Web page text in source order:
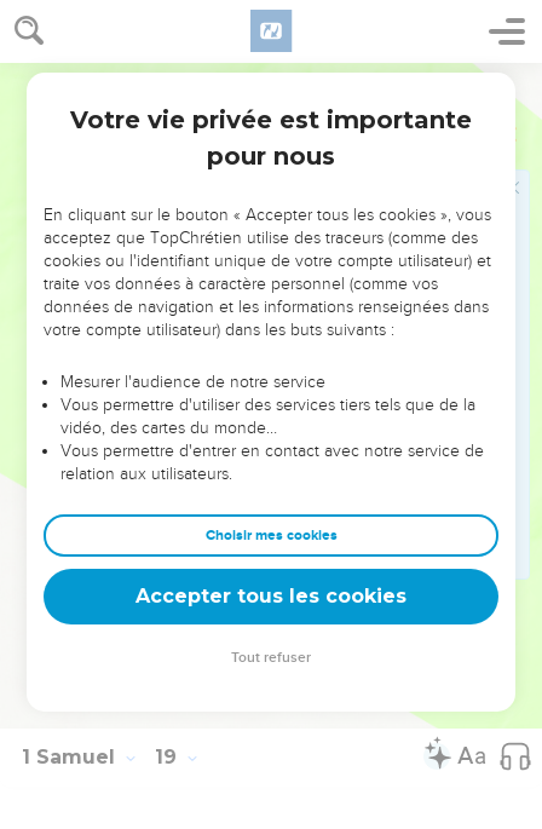
1 Samuel 18
devenir le gendre du roi ? Moi, je suis un homme pauvre et
de peu d'importance.
Les serviteurs de Saül lui rapportèrent ce qu'avait répondu
Saül dit : Vous parlerez ainsi à David : Le roi ne demande
point de dot ; mais il désire cent prépuces de Philistins, pour
être vengé de ses ennemis. Saül avait le dessein de faire
tomber David entre les mains des Philistins.
Les serviteurs de Saül rapportèrent ces paroles à David, et
David agréa ce qui lui était demandé pour qu'il devînt
gendre du roi.
tua deux cents hommes parmi les Philistins ; il apporta leurs
prépuces, et en livra au roi le nombre complet, afin de
devenir gendre du roi. Alors Saül lui donna pour femme
Mical, sa fille.
Saül vit et comprit que l'Éternel était avec David ; et Mical,
sa fille, aimait David.
Saül craignit de plus en plus David, et il fut toute sa vie
son ennemi.
Les princes des Philistins faisaient des excursions ; et
tous les serviteurs de Saül, et son nom devint très célèbre.
1 Samuel 19
Votre vie privée est importante
pour nous
En cliquant sur le bouton « Accepter tous les cookies », vous
acceptez que TopChrétien utilise des traceurs (comme des
cookies ou l'identifiant unique de votre compte utilisateur) et
traite vos données à caractère personnel (comme vos
données de navigation et les informations renseignées dans
votre compte utilisateur) dans les buts suivants :
Mesurer l'audience de notre service
Vous permettre d'utiliser des services tiers tels que de la
vidéo, des cartes du monde…
Vous permettre d'entrer en contact avec notre service de
relation aux utilisateurs.
Choisir mes cookies
Accepter tous les cookies
Tout refuser